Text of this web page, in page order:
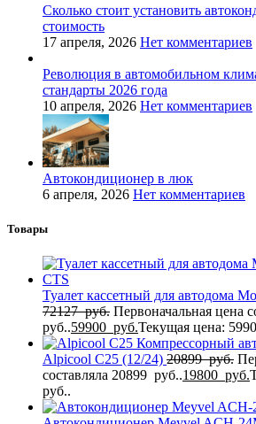
Сколько стоит установить
стоимость
17 апреля, 2026 Нет комментариев
Революция в автомобильном
стандарты 2026 года
10 апреля, 2026 Нет комментариев
Автокондиционер в люк
6 апреля, 2026 Нет комментариев
Товары
Туалет кассетный для автодома
72127руб. Первоначальная цена
руб..59900 руб.Текущая цена:
Компрессорный
Alpicool C25 (12/24) 20899руб.
составляла 20899 руб..19800 руб.
руб..